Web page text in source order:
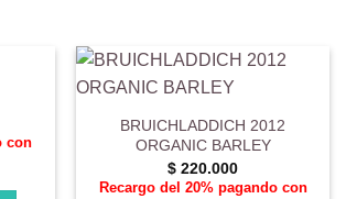
con
BRUICHLADDICH 2012
ORGANIC BARLEY
$ 220.000
Recargo del 20% pagando con